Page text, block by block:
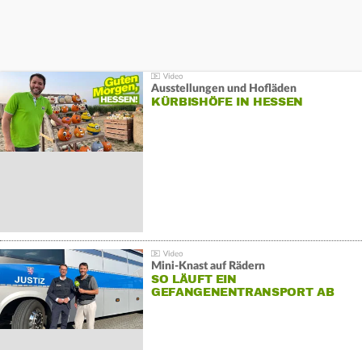
Ausstellungen und Hofläden
KÜRBISHÖFE IN HESSEN
Mini-Knast auf Rädern
SO LÄUFT EIN
GEFANGENENTRANSPORT AB